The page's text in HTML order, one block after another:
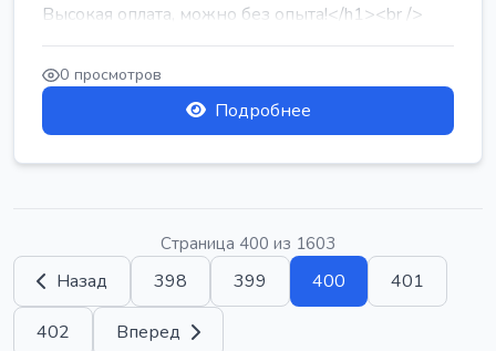
Высокая оплата, можно без опыта!</h1><br />
...
0 просмотров
Подробнее
Страница 400 из 1603
Назад 398 399 400 401
402 Вперед